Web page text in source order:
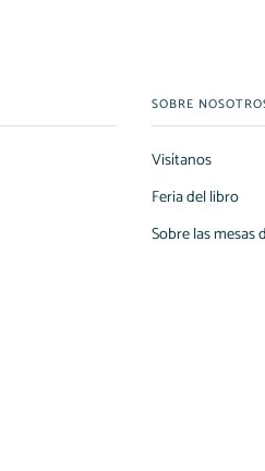
SOBRE
Visítanos
Feria del libro
Sobre las mesas